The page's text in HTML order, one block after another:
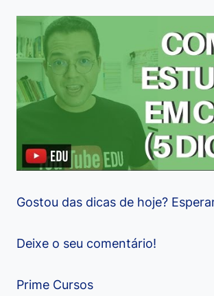
Gostou das dicas de hoje?
Deixe o seu comentário!
Prime Cursos